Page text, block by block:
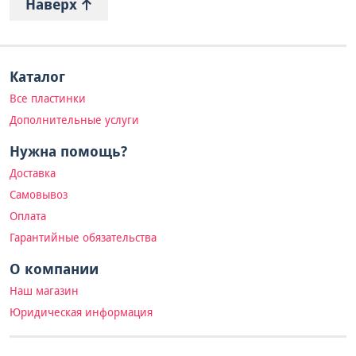
Наверх
Каталог
Все пластинки
Дополнительные услуги
Нужна помощь?
Доставка
Самовывоз
Оплата
Гарантийные обязательства
О компании
Наш магазин
Юридическая информация